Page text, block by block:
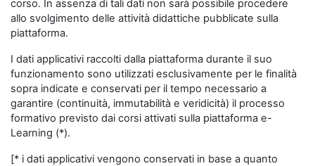
corso. In assenza di tali dati non sarà possibile procedere
allo svolgimento delle attività didattiche pubblicate sulla
piattaforma.
I dati applicativi raccolti dalla piattaforma durante il suo
funzionamento sono utilizzati esclusivamente per le finalità
sopra indicate e conservati per il tempo necessario a
garantire (continuità, immutabilità e veridicità) il processo
formativo previsto dai corsi attivati sulla piattaforma e-
Learning (*).
[* i dati applicativi vengono conservati in base a quanto